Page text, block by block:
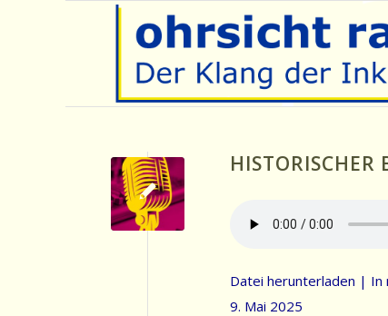
Datei herunterladen | In
9. Mai 2025